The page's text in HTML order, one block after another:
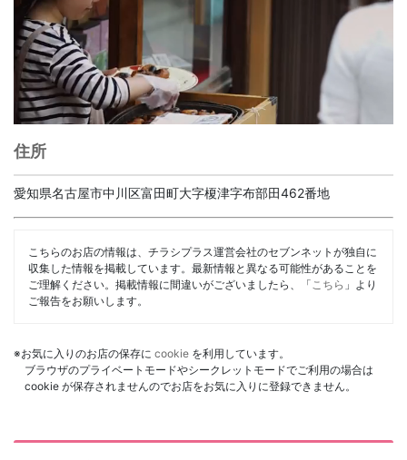
住所
愛知県名古屋市中川区富田町大字榎津字布部田462番地
こちらのお店の情報は、チラシプラス運営会社のセブンネットが独自に
収集した情報を掲載しています。最新情報と異なる可能性があることを
ご理解ください。掲載情報に間違いがございましたら、「 こちら 」より
ご報告をお願いします。
※お気に入りのお店の保存に cookie を利用しています。
ブラウザのプライベートモードやシークレットモードでご利用の場合は
cookie が保存されませんのでお店をお気に入りに登録できません。